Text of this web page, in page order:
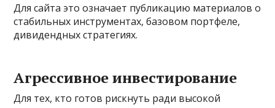
Для сайта это означает публикацию материалов о
стабильных инструментах, базовом портфеле,
дивидендных стратегиях.
Агрессивное инвестирование
Для тех, кто готов рискнуть ради высокой